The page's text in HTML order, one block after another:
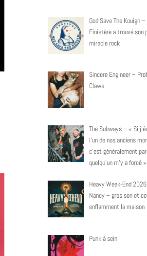
God Save The Kouign
Finistère a trouvé son
miracle rock
Sincere Engineer –
Claws
The Subways – « Si
l’un de nos anciens
c’est généralement
quelqu’un m’y a forcé »
Heavy Week-End
Nancy – gros son et
enflamment la maison
Punk à sein